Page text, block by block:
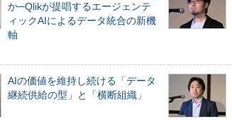
か─Qlikが提唱するエージェンテ
ィックAIによるデータ統合の新機
軸
AIの価値を維持し続ける「データ
継続供給の型」と「横断組織」